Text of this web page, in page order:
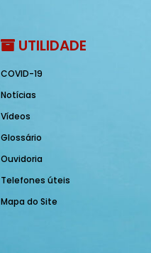
UTILIDADE
COVID-19
Notícias
Vídeos
Glossário
Ouvidoria
Telefones úteis
Mapa do Site